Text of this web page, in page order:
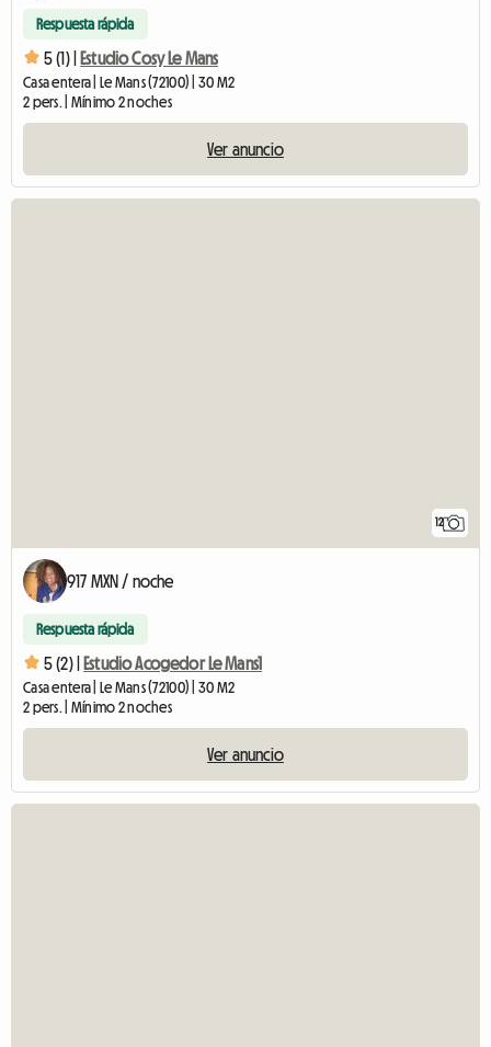
Respuesta rápida
5 (1) | Estudio Cosy Le Mans
Casa entera | Le Mans (72100) | 30 M2
2 pers. | Mínimo 2 noches
Ver anuncio
12
917 MXN / noche
Respuesta rápida
5 (2) | Estudio Acogedor Le Mans1
Casa entera | Le Mans (72100) | 30 M2
2 pers. | Mínimo 2 noches
Ver anuncio